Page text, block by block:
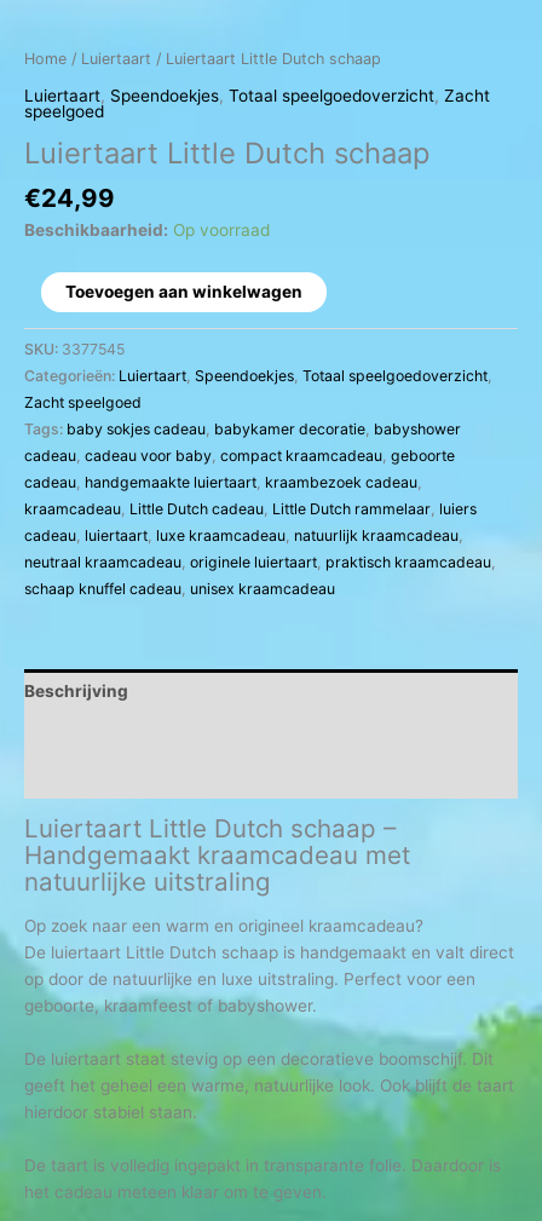
Home / Luiertaart / Luiertaart Little Dutch schaap
Luiertaart, Speendoekjes, Totaal speelgoedoverzicht, Zacht
speelgoed
Luiertaart Little Dutch schaap
€24,99
Beschikbaarheid: Op voorraad
Toevoegen aan winkelwagen
SKU: 3377545
Categorieën: Luiertaart, Speendoekjes, Totaal speelgoedoverzicht,
Zacht speelgoed
Tags: baby sokjes cadeau, babykamer decoratie, babyshower
cadeau, cadeau voor baby, compact kraamcadeau, geboorte
cadeau, handgemaakte luiertaart, kraambezoek cadeau,
kraamcadeau, Little Dutch cadeau, Little Dutch rammelaar, luiers
cadeau, luiertaart, luxe kraamcadeau, natuurlijk kraamcadeau,
neutraal kraamcadeau, originele luiertaart, praktisch kraamcadeau,
schaap knuffel cadeau, unisex kraamcadeau
Beschrijving
Luiertaart Little Dutch schaap –
Handgemaakt kraamcadeau met
natuurlijke uitstraling
Op zoek naar een warm en origineel kraamcadeau?
De luiertaart Little Dutch schaap is handgemaakt en valt direct
op door de natuurlijke en luxe uitstraling. Perfect voor een
geboorte, kraamfeest of babyshower.
De luiertaart staat stevig op een decoratieve boomschijf. Dit
geeft het geheel een warme, natuurlijke look. Ook blijft de taart
hierdoor stabiel staan.
De taart is volledig ingepakt in transparante folie. Daardoor is
het cadeau meteen klaar om te geven.